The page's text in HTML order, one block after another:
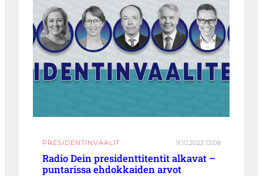
PRESIDENTINVAALIT 9.10.2023 13:08
Radio Dein presidenttitentit alkavat –
puntarissa ehdokkaiden arvot